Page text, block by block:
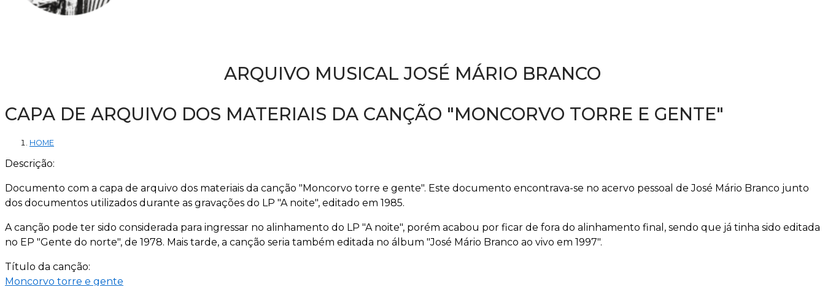
ARQUIVO MUSICAL JOSÉ MÁRIO BRANCO
CAPA DE ARQUIVO DOS MATERIAIS DA CANÇÃO "MONCORVO TORRE E GENTE"
HOME
Descrição:
Documento com a capa de arquivo dos materiais da canção "Moncorvo torre e gente". Este documento encontrava-se no acervo pessoal de José Mário Branco junto
dos documentos utilizados durante as gravações do LP "A noite", editado em 1985.
A canção pode ter sido considerada para ingressar no alinhamento do LP "A noite", porém acabou por ficar de fora do alinhamento final, sendo que já tinha sido editada
no EP "Gente do norte", de 1978. Mais tarde, a canção seria também editada no álbum "José Mário Branco ao vivo em 1997".
Título da canção:
Moncorvo torre e gente